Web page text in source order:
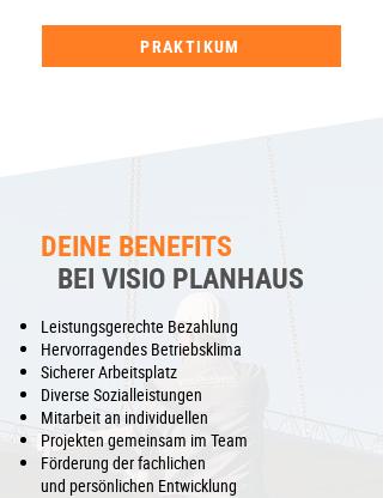
PRAKTIKUM
DEINE BENEFITS
BEI VISIO PLANHAUS
Leistungsgerechte Bezahlung
Hervorragendes Betriebsklima
Sicherer Arbeitsplatz
Diverse Sozialleistungen
Mitarbeit an individuellen
Projekten gemeinsam im Team
Förderung der fachlichen
und persönlichen Entwicklung